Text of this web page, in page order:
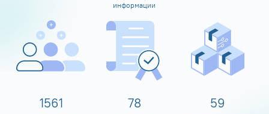
информации
1600 80 60